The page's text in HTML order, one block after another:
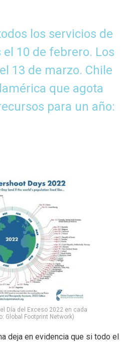
los servicios de
10 de febrero. Los
13 de marzo. Chile
que agota
para un año:
Día del Exceso 2022 en cada
Global Footprint Network)
deja en evidencia que si todo el